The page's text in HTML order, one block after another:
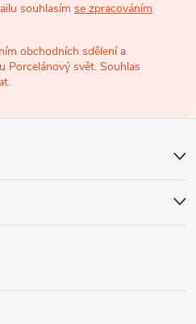
souhlasím se zpracováním
obchodních sdělení a
Porcelánový svět. Souhlas